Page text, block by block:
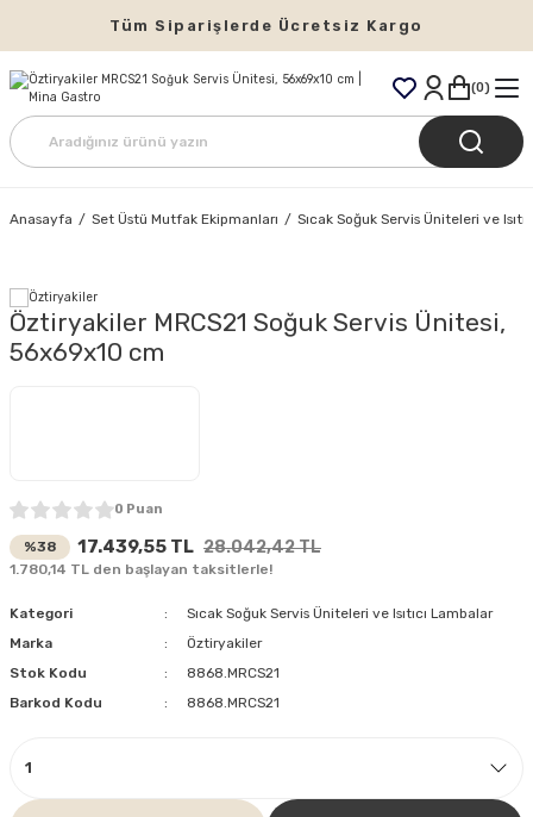
Tüm Siparişlerde Ücretsiz Kargo
0
Anasayfa Set Üstü Mutfak Ekipmanları Sıcak Soğuk Servis Üniteleri ve
Öztiryakiler MRCS21 Soğuk Servis Ünitesi,
56x69x10 cm
0 Puan
%38 17.439,55 TL 28.042,42 TL
1.780,14 TL den başlayan taksitlerle!
Kategori
Sıcak Soğuk Servis Üniteleri ve Isıtıcı Lambalar
Marka
Öztiryakiler
Stok Kodu
8868.MRCS21
Barkod Kodu
8868.MRCS21